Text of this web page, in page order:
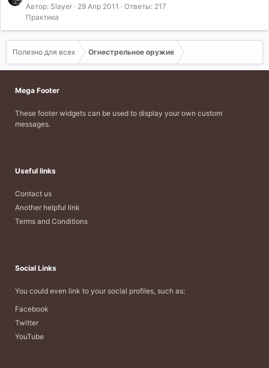
Автор: Slayer 29 Апр 2011
Ответы: 217
Практика
Полезно для всех Огнестрельное оружие
Mega Footer
These footer widgets can be used to display your own custom
messages.
Useful links
Contact us
Another helpful link
Terms and Conditions
Social Links
You could even link to your social profiles, such as:
Facebook
Twitter
YouTube